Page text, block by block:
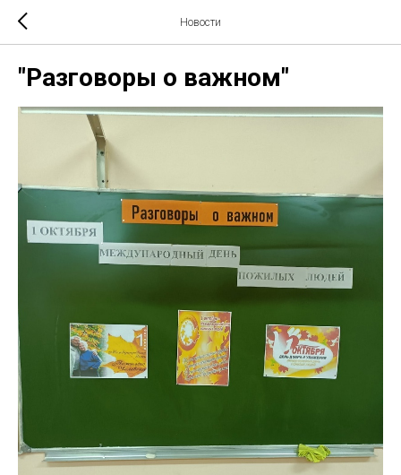
Новости
"Разговоры о важном"